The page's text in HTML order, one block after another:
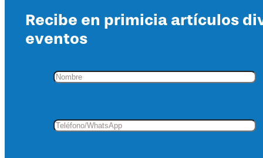
Recibe en primicia artículos
eventos